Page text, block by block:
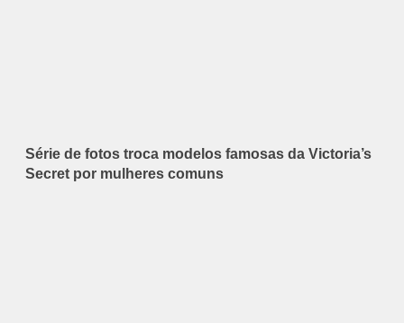
Série de fotos troca modelos famosas da Victoria’s
Secret por mulheres comuns